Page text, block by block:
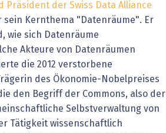
Präsident der Swiss Data Alliance
sein Kernthema "Datenräume". Er
wie sich Datenräume
Akteure von Datenräumen
die 2012 verstorbene
des Ökonomie-Nobelpreises
den Begriff der Commons, also der
Selbstverwaltung von
Tätigkeit wissenschaftlich